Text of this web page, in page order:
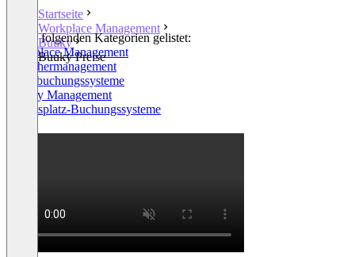
Startseite
Workplace Management
Buuky
Buuky Preise
In den folgenden Kategorien gelistet:
Workplace Management
Besuchermanagement
Raumbuchungssysteme
Facility Management
Arbeitsplatz-Buchungssysteme